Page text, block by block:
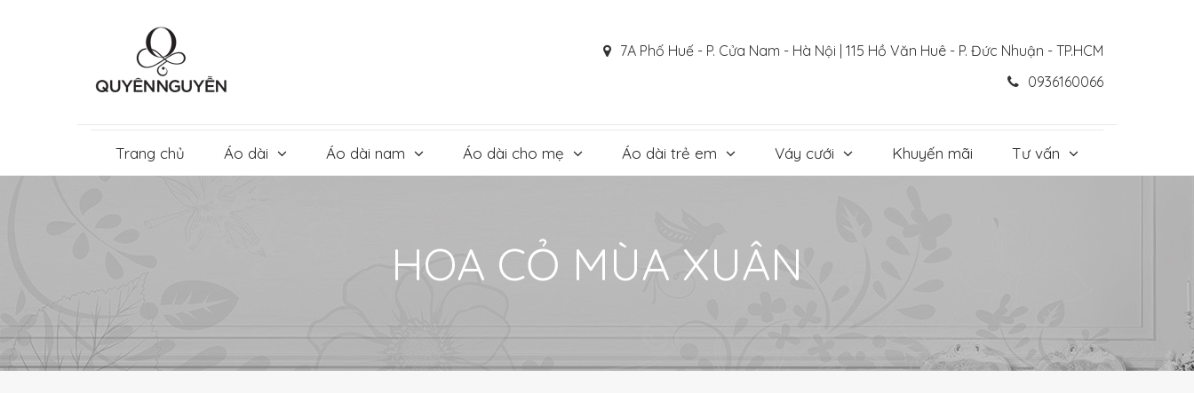
7A Phố Huế - P. Cửa Nam - Hà Nội | 115 Hồ Văn Huê - P. Đức Nhuận - TP.HCM
0936160066
Trang chủ Áo dài Áo dài nam Áo dài cho mẹ Áo dài trẻ em Váy cưới Khuyến mãi Tư vấn
HOA CỎ MÙA XUÂN